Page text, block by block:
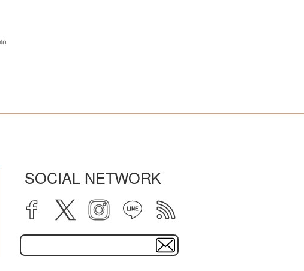
SOCIAL NETWORK
facebook twitter instagram